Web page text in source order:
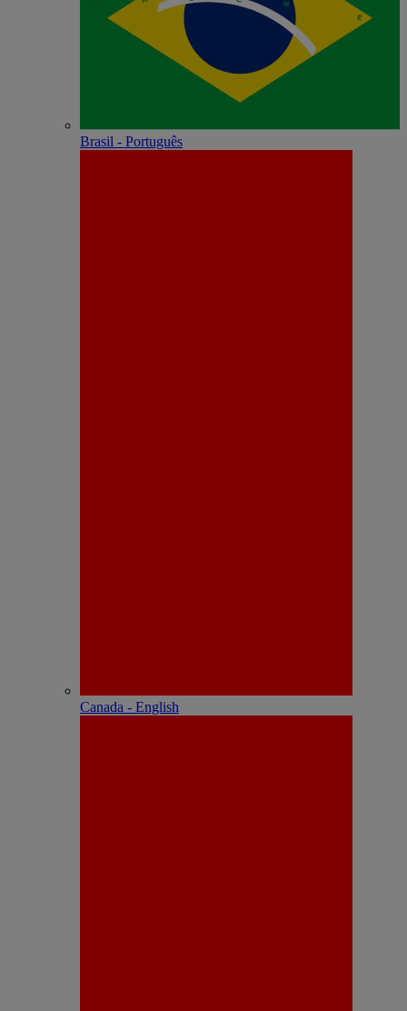
Brasil - Português
Canada - English